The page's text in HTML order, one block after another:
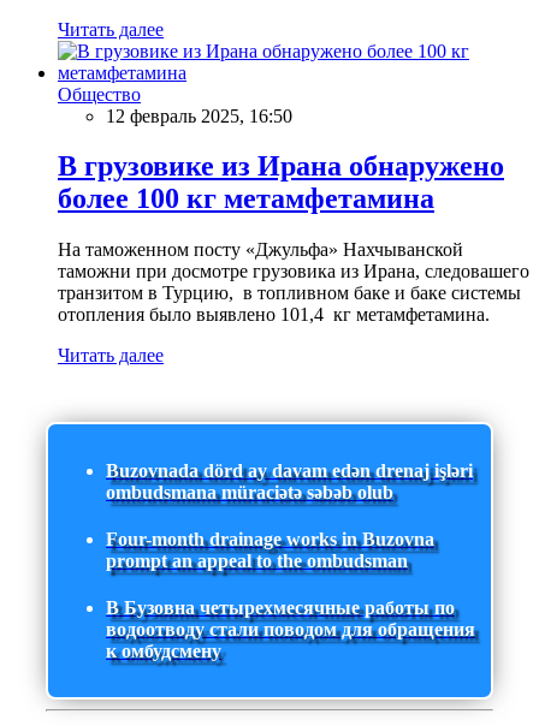
Читать далее
Общество
12 февраль 2025, 16:50
В грузовике из Ирана обнаружено
более 100 кг метамфетамина
На таможенном посту «Джульфа» Нахчыванской
таможни при досмотре грузовика из Ирана, следовашего
транзитом в Турцию, в топливном баке и баке системы
отопления было выявлено 101,4 кг метамфетамина.
Читать далее
Buzovnada dörd ay davam edən drenaj işləri
ombudsmana müraciətə səbəb olub
Four-month drainage works in Buzovna
prompt an appeal to the ombudsman
В Бузовна четырехмесячные работы по
водоотводу стали поводом для обращения
к омбудсмену